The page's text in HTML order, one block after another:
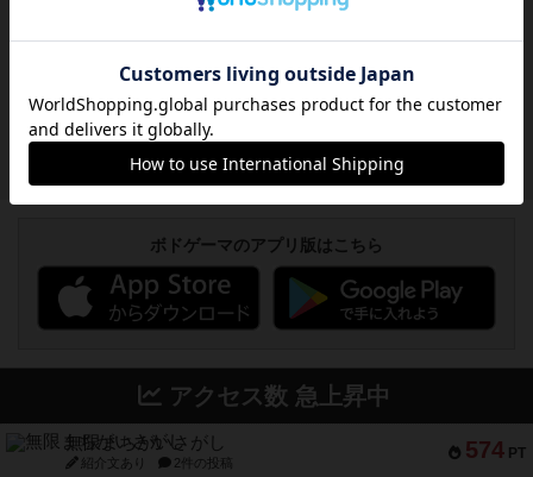
初プレイの感想です。ウイングスパン履修済のコ
ふたつの街の物語
タイルを4×4で並べて街づくりします。ただし、
街は各プレイヤーの間にあ...
約9時間前by ジェイとと
ボドゲーマのアプリ版はこちら
アクセス数 急上昇中
574 PT
無限まちがいさがし
紹介文あり 2件の投稿